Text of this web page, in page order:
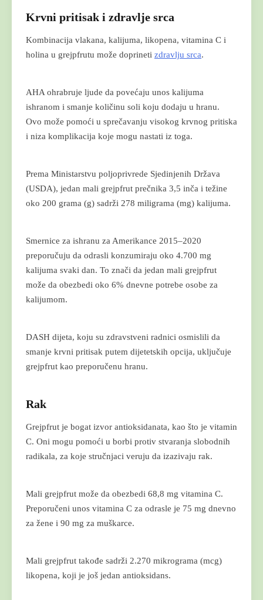
Krvni pritisak i zdravlje srca
Kombinacija vlakana, kalijuma, likopena, vitamina C i
holina u grejpfrutu može doprineti zdravlju srca.
AHA ohrabruje ljude da povećaju unos kalijuma
ishranom i smanje količinu soli koju dodaju u hranu.
Ovo može pomoći u sprečavanju visokog krvnog pritiska
i niza komplikacija koje mogu nastati iz toga.
Prema Ministarstvu poljoprivrede Sjedinjenih Država
(USDA), jedan mali grejpfrut prečnika 3,5 inča i težine
oko 200 grama (g) sadrži 278 miligrama (mg) kalijuma.
Smernice za ishranu za Amerikance 2015–2020
preporučuju da odrasli konzumiraju oko 4.700 mg
kalijuma svaki dan. To znači da jedan mali grejpfrut
može da obezbedi oko 6% dnevne potrebe osobe za
kalijumom.
DASH dijeta, koju su zdravstveni radnici osmislili da
smanje krvni pritisak putem dijetetskih opcija, uključuje
grejpfrut kao preporučenu hranu.
Rak
Grejpfrut je bogat izvor antioksidanata, kao što je vitamin
C. Oni mogu pomoći u borbi protiv stvaranja slobodnih
radikala, za koje stručnjaci veruju da izazivaju rak.
Mali grejpfrut može da obezbedi 68,8 mg vitamina C.
Preporučeni unos vitamina C za odrasle je 75 mg dnevno
za žene i 90 mg za muškarce.
Mali grejpfrut takođe sadrži 2.270 mikrograma (mcg)
likopena, koji je još jedan antioksidans.